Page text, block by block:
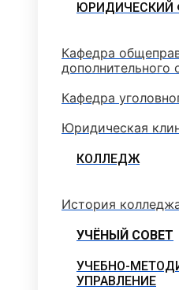
ЮРИДИЧЕСКИЙ
Кафедра
дополнительного
Кафедра
Юридическая
КОЛЛЕДЖ
История
УЧЁНЫЙ СОВЕТ
УЧЕБНО-
УПРАВЛЕНИЕ